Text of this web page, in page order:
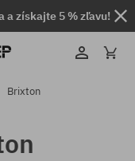
a získajte 5 % zľavu!
Brixton